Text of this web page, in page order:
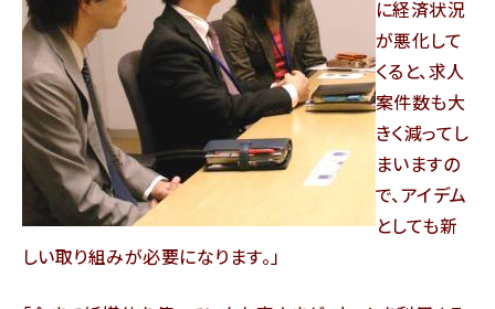
に経済状況
が悪化して
くると、求人
案件数も大
きく減ってし
まいますの
で、アイデム
としても新
しい取り組みが必要になります。